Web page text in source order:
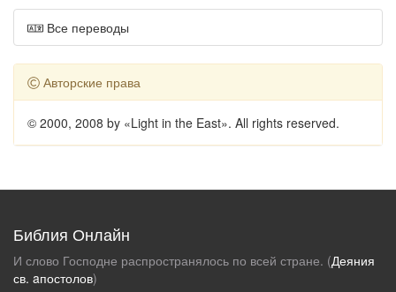
Все переводы
Авторские права
© 2000, 2008 by «Light in the East». All rights reserved.
Библия Онлайн
И слово Господне распространялось по всей стране. (Деяния
св. aпостолов)